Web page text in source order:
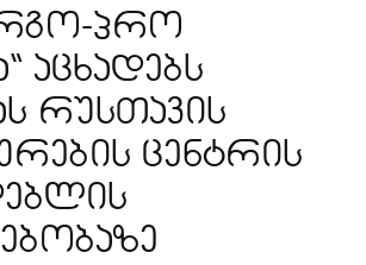
პრო
აცხადებს
რუსთავის
ცენტრის